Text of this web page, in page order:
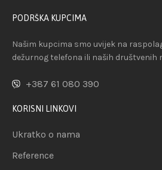
PODRŠKA KUPCIMA
Našim kupcima smo uvijek na
dežurnog telefona ili naših društvenih
+387 61 080 390
KORISNI LINKOVI
Ukratko o nama
Reference